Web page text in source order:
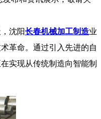
沈阳长春机械加工制造业
革命。通过引入先进的自
实现从传统制造向智能制